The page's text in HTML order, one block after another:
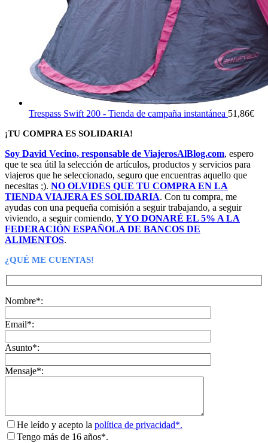
Trespass Swift 200 - Tienda de campaña instantánea 51,86€
¡TU COMPRA ES SOLIDARIA!
Soy David Vecino, responsable de ViajerosAlBlog.com, espero
que te sea útil la selección de artículos, productos y servicios para
viajeros que he seleccionado, seguro que encuentras aquello que
necesitas ;). NO OLVIDES QUE TU COMPRA EN LA
TIENDA VIAJERA ES SOLIDARIA. Con tu compra, me
ayudas con una pequeña comisión a seguir trabajando, a seguir
viviendo, a seguir comiendo, Y YO DONARÉ EL 5% A LA
FEDERACIÓN ESPAÑOLA DE BANCOS DE
ALIMENTOS.
¿QUÉ ME CUENTAS!
Nombre*:
Email*:
Asunto*:
Mensaje*:
He leído y acepto la política de privacidad*.
Tengo más de 16 años*.